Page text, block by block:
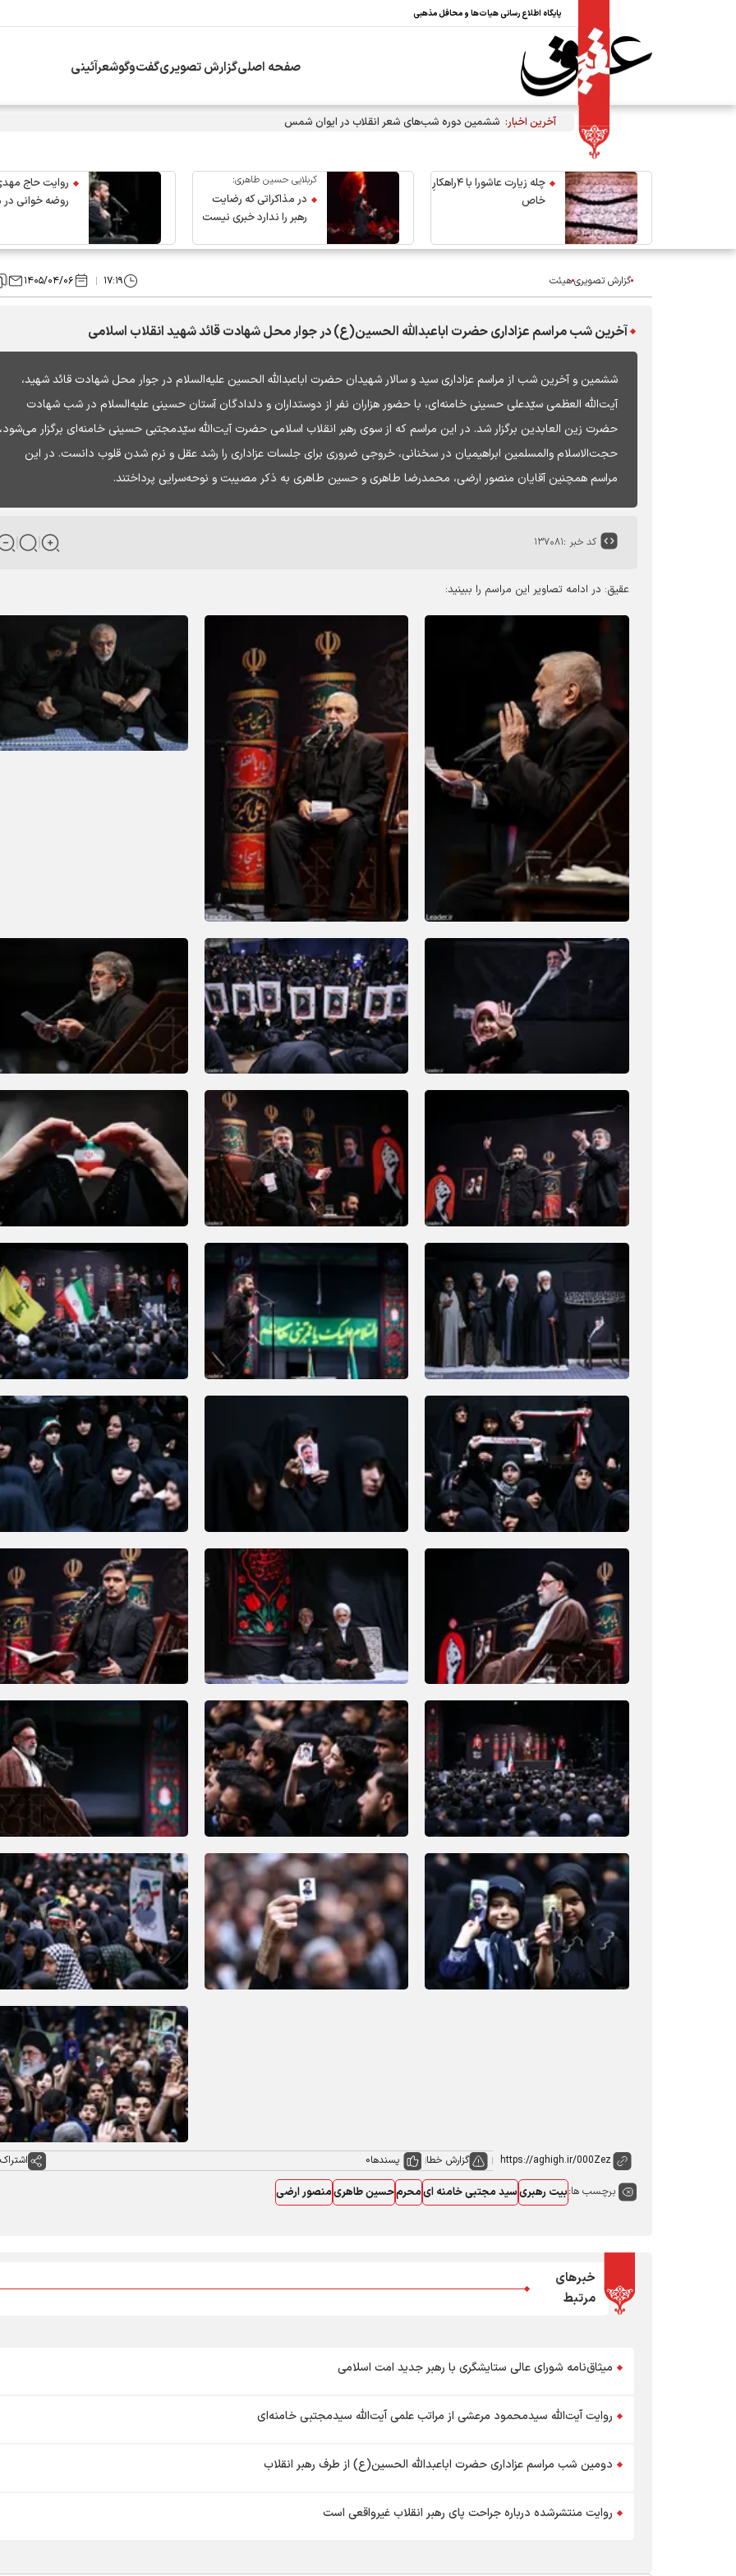
پایگاه اطلاع رسانی هیات‌ها و محافل مذهبی
صفحه اصلیگزارش تصویریگفت‌وگوشعرآئینی
آخرین اخبار: ششمین دوره شب‌های شعر انقلاب در ایوان شمس
چله زیارت عاشورا با ۴راهکارِ
خاص
کربلایی حسین طاهری:
در مذاکراتی که رضایت
رهبر را ندارد خبری نیست
روایت حاج
روضه خوانی
گزارش تصویریهیئت ۱۷:۱۹ ۱۴۰۵/۰۴/۰۶
آخرین شب مراسم عزاداری حضرت اباعبدالله الحسین(ع) در جوار محل شهادت قائد شهید انقلاب اسلامی
ششمین و آخرین شب از مراسم عزاداری سید و سالار شهیدان حضرت اباعبدالله الحسین علیه‌السلام در جوار محل شهادت قائد شهید،
آیت‌الله العظمی سیّدعلی حسینی خامنه‌ای،‌ با حضور هزاران نفر از دوستداران و دلدادگان آستان حسینی علیه‌السلام در شب شهادت
حضرت زین العابدین برگزار شد. در این مراسم که از سوی رهبر انقلاب اسلامی حضرت آیت‌الله سیّدمجتبی حسینی خامنه‌ای برگزار می‌شود،‌
حجت‌الاسلام والمسلمین ابراهیمیان در سخنانی، خروجی ضروری برای جلسات عزاداری را رشد عقل و نرم شدن قلوب دانست. در این
مراسم همچنین آقایان منصور ارضی، محمدرضا طاهری و حسین طاهری به ذکر مصیبت و نوحه‌سرایی پرداختند.
کد خبر :۱۳۷۰۸۱
عقیق: در ادامه تصاویر این مراسم را ببینید:
گزارش خطا پسندها0
برچسب ها:بیت رهبریسید مجتبی خامنه ایمحرمحسین طاهریمنصور ارضی
خبرهای
مرتبط
میثاق‌نامه شورای عالی ستایشگری با رهبر جدید امت اسلامی
روایت آیت‌الله سیدمحمود مرعشی از مراتب علمی آیت‌الله سیدمجتبی خامنه‌ای
دومین شب مراسم عزاداری حضرت اباعبدالله الحسین(ع) از طرف رهبر انقلاب
روایت منتشرشده درباره جراحت پای رهبر انقلاب غیرواقعی است